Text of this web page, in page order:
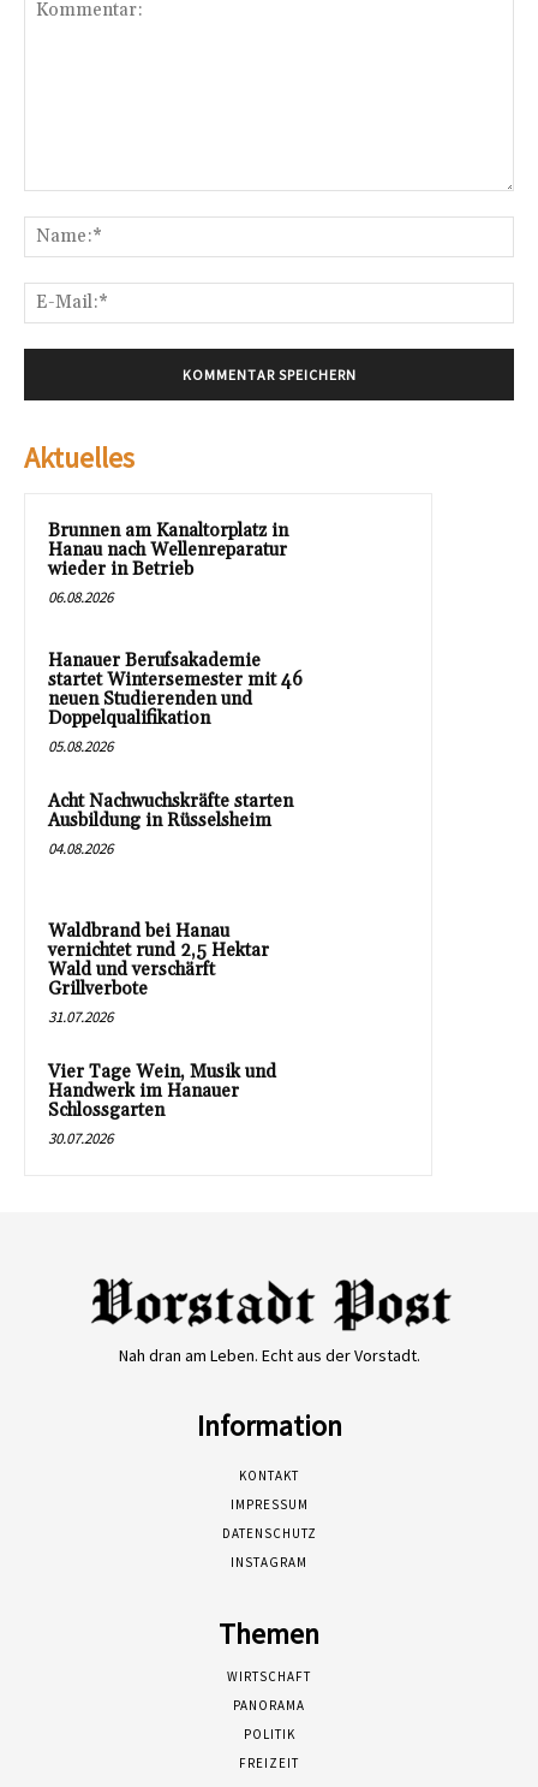
Aktuelles
Brunnen am Kanaltorplatz in
Hanau nach Wellenreparatur
wieder in Betrieb
06.08.2026
Hanauer Berufsakademie
startet Wintersemester mit 46
neuen Studierenden und
Doppelqualifikation
05.08.2026
Acht Nachwuchskräfte starten
Ausbildung in Rüsselsheim
04.08.2026
Waldbrand bei Hanau
vernichtet rund 2,5 Hektar
Wald und verschärft
Grillverbote
31.07.2026
Vier Tage Wein, Musik und
Handwerk im Hanauer
Schlossgarten
30.07.2026
Nah dran am Leben. Echt aus der Vorstadt.
Information
KONTAKT
IMPRESSUM
DATENSCHUTZ
INSTAGRAM
Themen
WIRTSCHAFT
PANORAMA
POLITIK
FREIZEIT